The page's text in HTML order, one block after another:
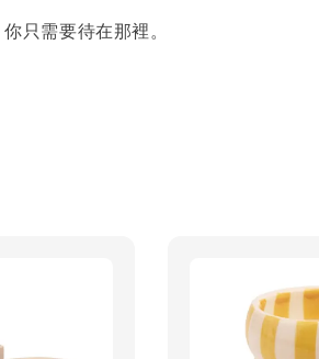
只需要待在那裡。